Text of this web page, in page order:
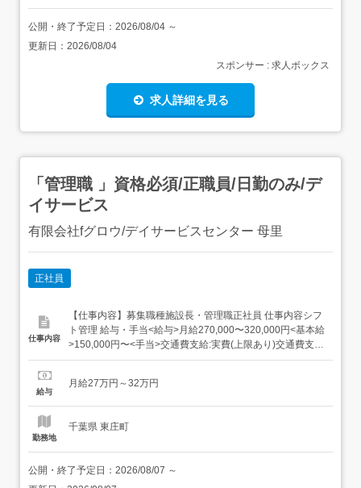
公開・終了予定日： 2026/08/04 ～
更新日： 2026/08/04
スポンサー : 求人ボックス
求人詳細を見る
「管理職 」資格必須/正職員/日勤のみ/デ
イサービス
有限会社fグロウ/デイサービスセンター 母里
正社員
仕事内容
【仕事内容】募集職種施設長・管理職正社員 仕事内容シフ
ト管理 給与・手当<給与>月給270,000〜320,000円<基本給
>150,000円〜<手当>交通費支給:実費(上限あり)交通費支給
月額:20,000円資格手当:30,000〜70,000円特別手
2回合計2ヶ月分過去支給実...
給与
月給27万円～32万円
勤務地
千葉県 東庄町
公開・終了予定日： 2026/08/07 ～